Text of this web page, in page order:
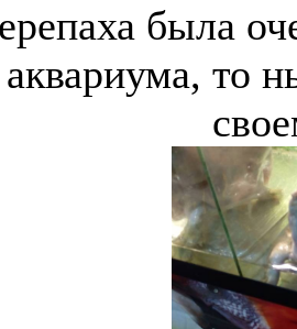
была
то